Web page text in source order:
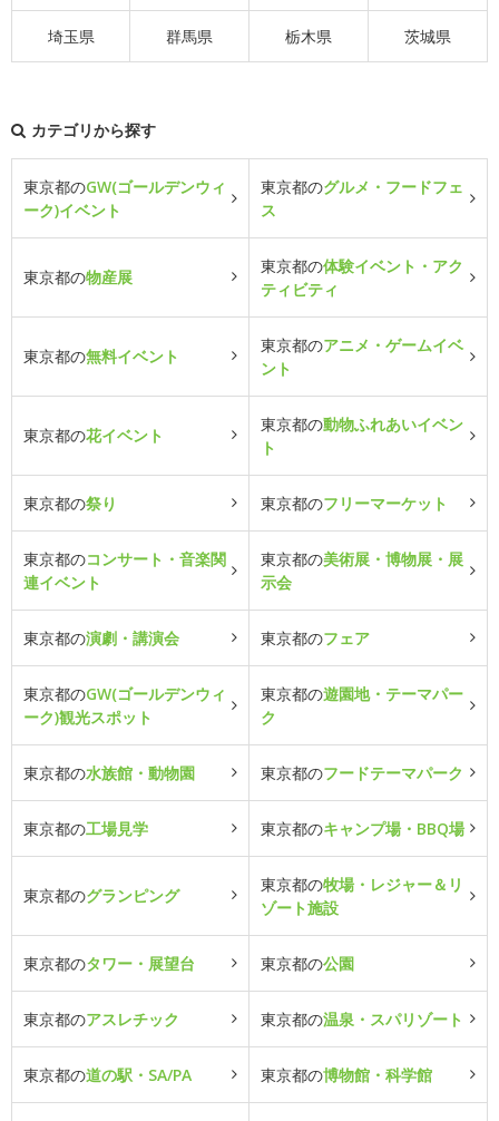
埼玉県 群馬県 栃木県 茨城県
カテゴリから探す
東京都のGW(ゴールデンウィ
ーク)イベント
東京都のグルメ・フードフェ
ス
東京都の物産展
東京都の体験イベント・アク
ティビティ
東京都の無料イベント
東京都のアニメ・ゲームイベ
ント
東京都の花イベント
東京都の動物ふれあいイベン
ト
東京都の祭り 東京都のフリーマーケット
東京都のコンサート・音楽関
連イベント
東京都の美術展・博物展・展
示会
東京都の演劇・講演会 東京都のフェア
東京都のGW(ゴールデンウィ
ーク)観光スポット
東京都の遊園地・テーマパー
ク
東京都の水族館・動物園 東京都のフードテーマパーク
東京都の工場見学 東京都のキャンプ場・BBQ場
東京都のグランピング
東京都の牧場・レジャー＆リ
ゾート施設
東京都のタワー・展望台 東京都の公園
東京都のアスレチック 東京都の温泉・スパリゾート
東京都の道の駅・SA/PA 東京都の博物館・科学館